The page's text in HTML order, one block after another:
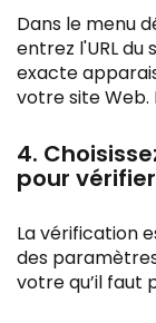
Dans le menu
entrez l'URL du
exacte
votre site Web.
4.
pour
La vérification
des
votre qu’il faut